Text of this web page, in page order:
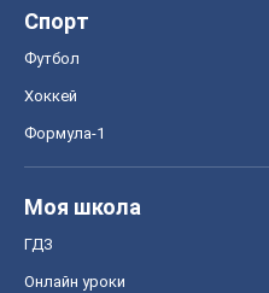
Спорт
Футбол
Хоккей
Формула-1
Моя школа
ГДЗ
Онлайн уроки